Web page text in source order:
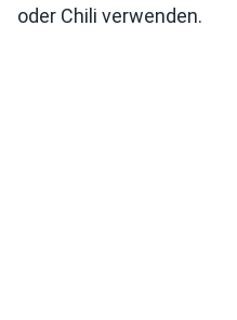
oder Chili verwenden.